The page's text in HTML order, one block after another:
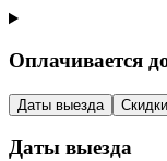
Оплачивается
Даты выезда Скидки
Даты выезда